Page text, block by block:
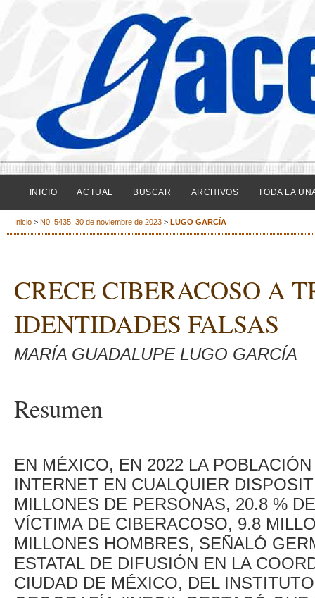
INICIO ACTUAL BUSCAR ARCHIVOS TODA LA
Inicio > N0. 5435, 30 de noviembre de 2023 > LUGO GARCÍA
CRECE CIBERACOSO A
IDENTIDADES FALSAS
MARÍA GUADALUPE LUGO GARCÍA
Resumen
EN MÉXICO, EN 2022 LA
INTERNET EN CUALQUIER
MILLONES DE PERSONAS, 20.8 %
VÍCTIMA DE CIBERACOSO, 9.8
MILLONES HOMBRES, SEÑALÓ
ESTATAL DE DIFUSIÓN EN LA
CIUDAD DE MÉXICO, DEL